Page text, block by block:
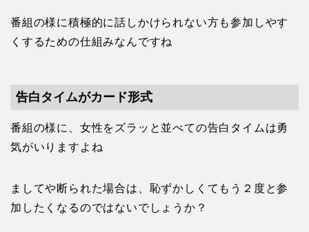
番組の様に積極的に話しかけられない方も参加しやす
くするための仕組みなんですね
告白タイムがカード形式
番組の様に、女性をズラッと並べての告白タイムは勇
気がいりますよね
ましてや断られた場合は、恥ずかしくてもう２度と参
加したくなるのではないでしょうか？